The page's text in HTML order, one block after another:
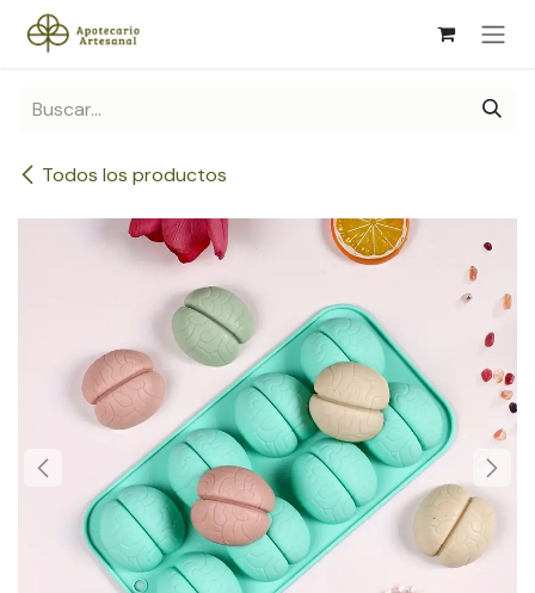
Ir al contenido
Todos los productos